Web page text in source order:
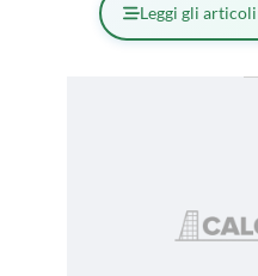
Leggi gli